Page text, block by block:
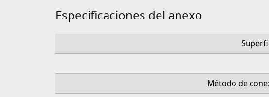
Especificaciones del anexo
Método de